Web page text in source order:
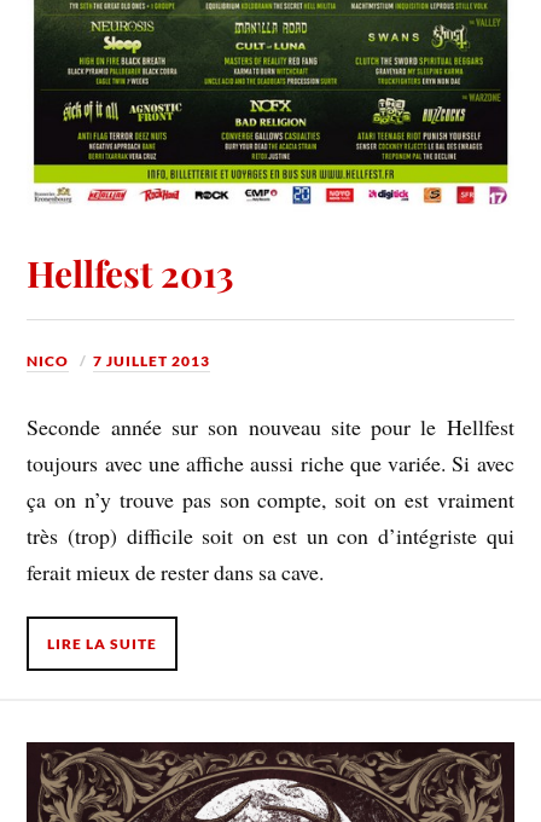
Hellfest 2013
NICO 7 JUILLET 2013
Seconde année sur son nouveau site pour le Hellfest
toujours avec une affiche aussi riche que variée. Si avec
ça on n’y trouve pas son compte, soit on est vraiment
très (trop) difficile soit on est un con d’intégriste qui
ferait mieux de rester dans sa cave.
LIRE LA SUITE